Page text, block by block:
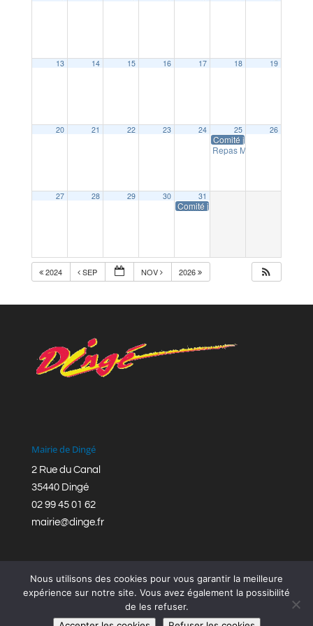
13 14 15 16 17 18 19
20 21 22 23 24 25
Comité jeunesse et
Repas Moto Club de
26
27 28 29 30 31
Comité jeunesse et culture :
2024 SEP NOV 2026
Mairie de Dingé
2 Rue du Canal
35440 Dingé
02 99 45 01 62
mairie@dinge.fr
Réalisation © Mairie de Dingé,Bretagne Romantique
Nous utilisons des cookies pour vous garantir la meilleure
expérience sur notre site. Vous avez également la possibilité
de les refuser.